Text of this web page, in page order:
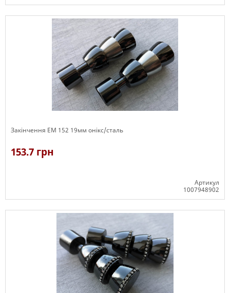
Закінчення ЕМ 152 19мм онікс/сталь
153.7 грн
Артикул
1007948902